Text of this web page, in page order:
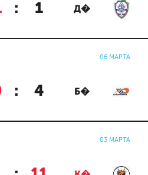
: 1 Д�
06 МАРТА
: 4 Б�
03 МАРТА